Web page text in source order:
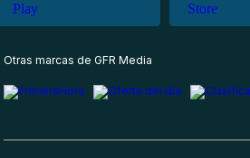
Otras marcas de GFR Media